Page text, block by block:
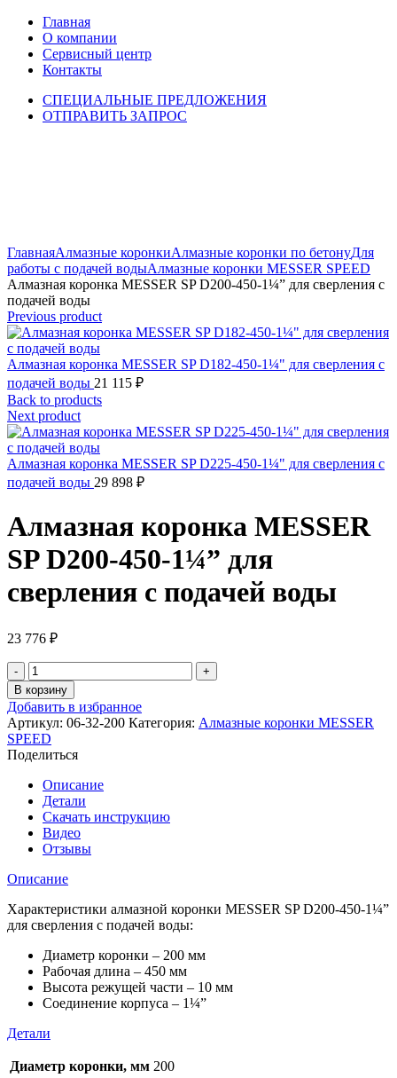
Главная
О компании
Сервисный центр
Контакты
СПЕЦИАЛЬНЫЕ ПРЕДЛОЖЕНИЯ
ОТПРАВИТЬ ЗАПРОС
ГлавнаяАлмазные коронкиАлмазные коронки по бетонуДля
работы с подачей водыАлмазные коронки MESSER SPEED
Алмазная коронка MESSER SP D200-450-1¼” для сверления с
подачей воды
Previous product
Алмазная коронка MESSER SP D182-450-1¼" для сверления с
подачей воды 21 115 ₽
Back to products
Next product
Алмазная коронка MESSER SP D225-450-1¼" для сверления с
подачей воды 29 898 ₽
Алмазная коронка MESSER
SP D200-450-1¼” для
сверления с подачей воды
23 776 ₽
Количество
товара
Алмазная
коронка
MESSER
SP
D200-
450-
1¼"
для
сверления
с
подачей
воды
В корзину
Добавить в избранное
Артикул: 06-32-200 Категория: Алмазные коронки MESSER
SPEED
Поделиться
Описание
Детали
Скачать инструкцию
Видео
Отзывы
Описание
Характеристики алмазной коронки MESSER SP D200-450-1¼”
для сверления с подачей воды:
Диаметр коронки – 200 мм
Рабочая длина – 450 мм
Высота режущей части – 10 мм
Соединение корпуса – 1¼”
Детали
Диаметр коронки, мм 200